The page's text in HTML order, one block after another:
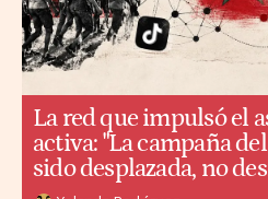
La red que impulsó el
activa: "La campaña
sido desplazada, no